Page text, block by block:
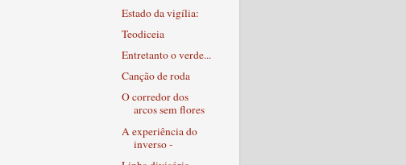
Estado da vigília:
Teodiceia
Entretanto o verde...
Canção de roda
O corredor dos
arcos sem flores
A experiência do
inverso -